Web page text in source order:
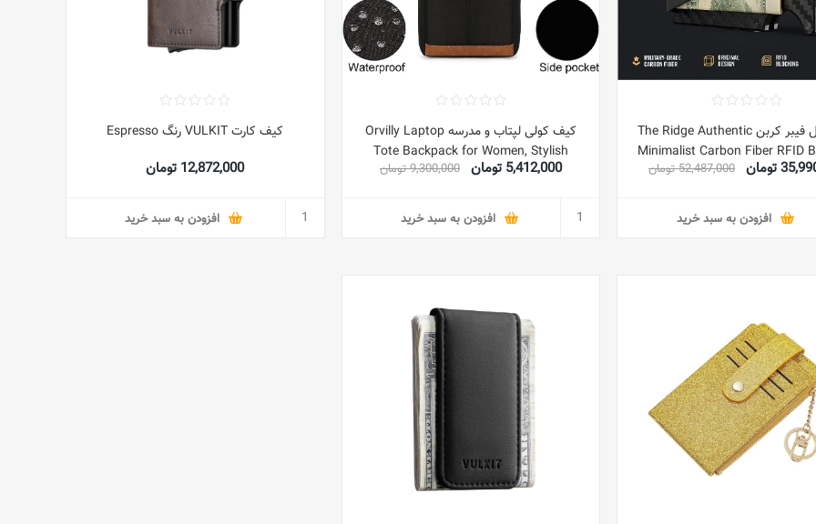
کیف پول فیبر کربن The Ridge Authentic
Minimalist Carbon Fiber RFID
Wallet | Money Clip | Slimتومان 52,487,000 تومان
افزودن به سبد خرید
کیف کولی لپتاب و مدرسه Orvilly Laptop
Tote Backpack for Women, Stylish
College School Travel Casual Daypack
5,412,000 تومان 9,300,000 تومان
افزودن به سبد خرید
کیف کارت VULKIT رنگ Espresso
12,872,000 تومان
افزودن به سبد خرید